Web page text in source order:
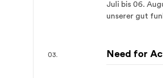
Juli bis 06.
unserer gut
Need for